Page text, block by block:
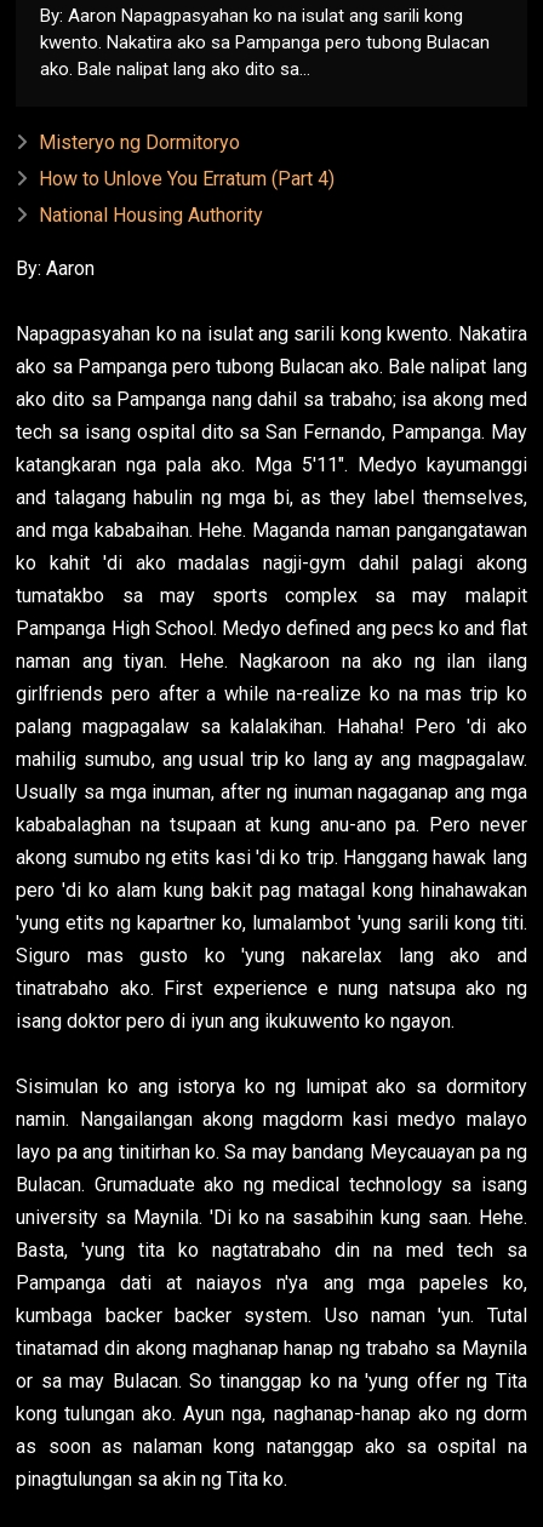
By: Aaron Napagpasyahan ko na isulat ang sarili kong
kwento. Nakatira ako sa Pampanga pero tubong Bulacan
ako. Bale nalipat lang ako dito sa...
Misteryo ng Dormitoryo
How to Unlove You Erratum (Part 4)
National Housing Authority
By: Aaron
Napagpasyahan ko na isulat ang sarili kong kwento. Nakatira
ako sa Pampanga pero tubong Bulacan ako. Bale nalipat lang
ako dito sa Pampanga nang dahil sa trabaho; isa akong med
tech sa isang ospital dito sa San Fernando, Pampanga. May
katangkaran nga pala ako. Mga 5'11". Medyo kayumanggi
and talagang habulin ng mga bi, as they label themselves,
and mga kababaihan. Hehe. Maganda naman pangangatawan
ko kahit 'di ako madalas nagji-gym dahil palagi akong
tumatakbo sa may sports complex sa may malapit
Pampanga High School. Medyo defined ang pecs ko and flat
naman ang tiyan. Hehe. Nagkaroon na ako ng ilan ilang
girlfriends pero after a while na-realize ko na mas trip ko
palang magpagalaw sa kalalakihan. Hahaha! Pero 'di ako
mahilig sumubo, ang usual trip ko lang ay ang magpagalaw.
Usually sa mga inuman, after ng inuman nagaganap ang mga
kababalaghan na tsupaan at kung anu-ano pa. Pero never
akong sumubo ng etits kasi 'di ko trip. Hanggang hawak lang
pero 'di ko alam kung bakit pag matagal kong hinahawakan
'yung etits ng kapartner ko, lumalambot 'yung sarili kong titi.
Siguro mas gusto ko 'yung nakarelax lang ako and
tinatrabaho ako. First experience e nung natsupa ako ng
isang doktor pero di iyun ang ikukuwento ko ngayon.
Sisimulan ko ang istorya ko ng lumipat ako sa dormitory
namin. Nangailangan akong magdorm kasi medyo malayo
layo pa ang tinitirhan ko. Sa may bandang Meycauayan pa ng
Bulacan. Grumaduate ako ng medical technology sa isang
university sa Maynila. 'Di ko na sasabihin kung saan. Hehe.
Basta, 'yung tita ko nagtatrabaho din na med tech sa
Pampanga dati at naiayos n'ya ang mga papeles ko,
kumbaga backer backer system. Uso naman 'yun. Tutal
tinatamad din akong maghanap hanap ng trabaho sa Maynila
or sa may Bulacan. So tinanggap ko na 'yung offer ng Tita
kong tulungan ako. Ayun nga, naghanap-hanap ako ng dorm
as soon as nalaman kong natanggap ako sa ospital na
pinagtulungan sa akin ng Tita ko.